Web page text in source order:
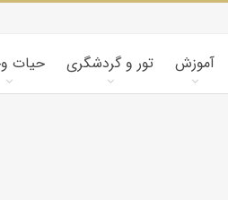
حیات تور و گردشگری آموزش